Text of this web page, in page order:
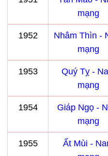
mạng
1952
Nhâm Thìn -
mạng
1953
Quý Tỵ -
mạng
1954
Giáp Ngọ -
mạng
1955
Ất Mùi -